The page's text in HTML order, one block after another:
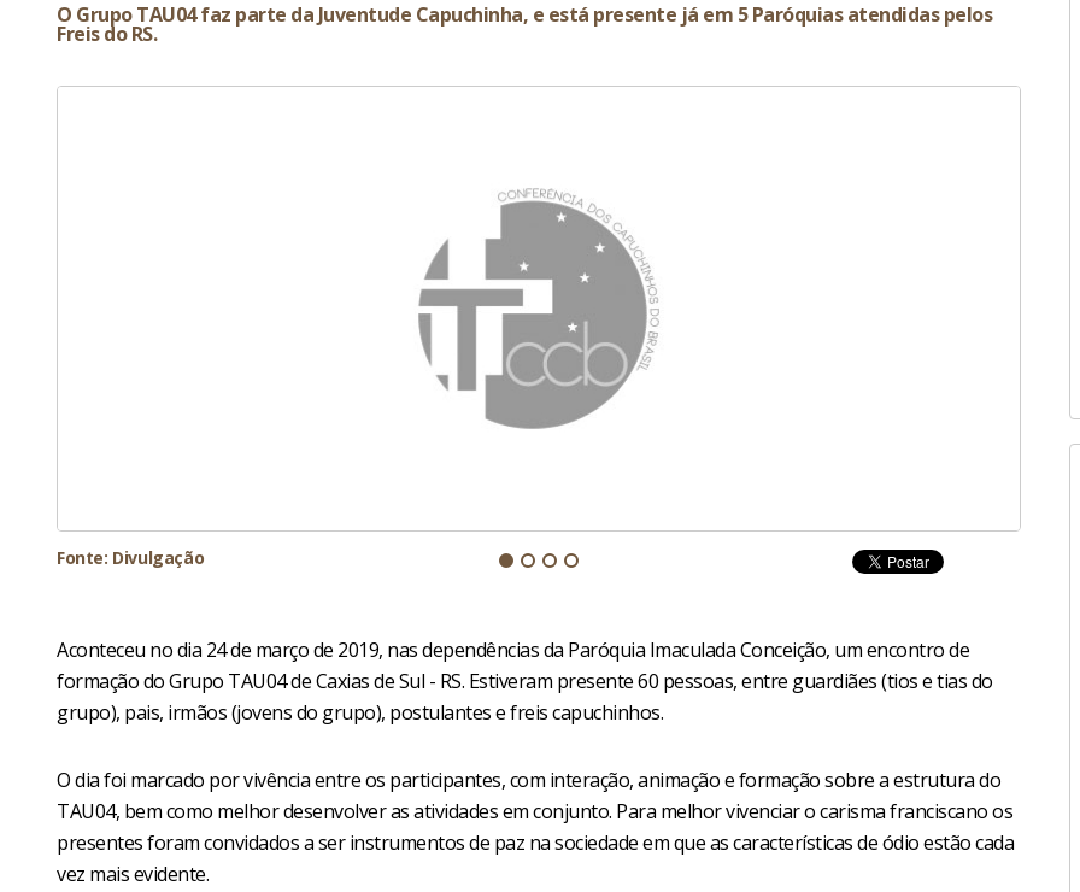
O Grupo TAU04 faz parte da Juventude Capuchinha, e está presente já em 5 Paróquias atendidas pelos
Freis do RS.
Fonte: Divulgação
Aconteceu no dia 24 de março de 2019, nas dependências da Paróquia Imaculada Conceição, um encontro de
formação do Grupo TAU04 de Caxias de Sul - RS. Estiveram presente 60 pessoas, entre guardiães (tios e tias do
grupo), pais, irmãos (jovens do grupo), postulantes e freis capuchinhos.
O dia foi marcado por vivência entre os participantes, com interação, animação e formação sobre a estrutura do
TAU04, bem como melhor desenvolver as atividades em conjunto. Para melhor vivenciar o carisma franciscano os
presentes foram convidados a ser instrumentos de paz na sociedade em que as características de ódio estão cada
vez mais evidente.